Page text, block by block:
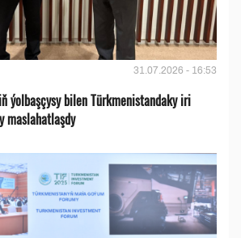
31.07.2026 - 16:53
ýolbaşçysy bilen Türkmenistandaky iri
maslahatlaşdy